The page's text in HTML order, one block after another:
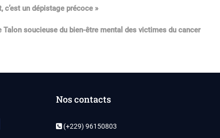
un dépistage précoce »
Talon soucieuse du bien-être mental des victimes du cancer
Nos contacts
(+229) 96150803